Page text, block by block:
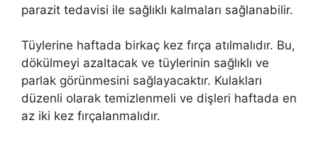
parazit tedavisi ile sağlıklı kalmaları sağlanabilir.
Tüylerine haftada birkaç kez fırça atılmalıdır. Bu,
dökülmeyi azaltacak ve tüylerinin sağlıklı ve
parlak görünmesini sağlayacaktır. Kulakları
düzenli olarak temizlenmeli ve dişleri haftada en
az iki kez fırçalanmalıdır.